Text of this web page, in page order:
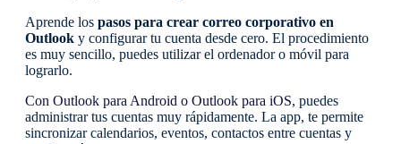
Aprende los pasos para crear correo corporativo en
Outlook y configurar tu cuenta desde cero. El procedimiento
es muy sencillo, puedes utilizar el ordenador o móvil para
lograrlo.
Con Outlook para Android o Outlook para iOS, puedes
administrar tus cuentas muy rápidamente. La app, te permite
sincronizar calendarios, eventos, contactos entre cuentas y